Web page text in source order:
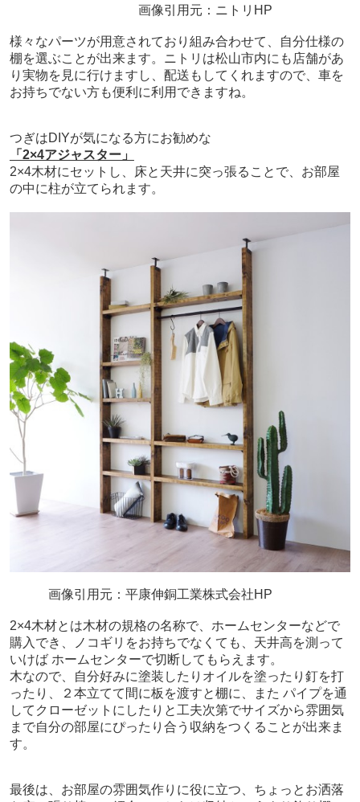
画像引用元：ニトリHP
様々なパーツが用意されており組み合わせて、
自分仕様の
棚を選ぶことが出来ます。 ニトリは松山市内にも店舗があ
り実物を見に行けますし、 配送もしてくれますので、 車を
お持ちでない方も便利に利用できますね。
つぎはDIYが気になる方にお勧めな
「2×4アジャスター」
2×4木材にセットし、床と天井に突っ張ることで、お部屋
の中に柱が立てられます。
画像引用元：平康伸銅工業株式会社HP
2×4木材とは木材の規格の名称で、ホームセンターなどで
購入でき、
ノコギリをお持ちでなくても、天井高を測って
いけば ホームセンターで切断してもらえます。
木なので、自分好みに塗装したりオイルを塗ったり釘を打
ったり、
２本立てて間に板を渡すと棚に、また パイプを通
してクローゼットにしたりと 工夫次第でサイズから雰囲気
まで自分の部屋にぴったり合う収納をつくることが出来ま
す。
最後は、お部屋の雰囲気作りに役に立つ、 ちょっとお洒落